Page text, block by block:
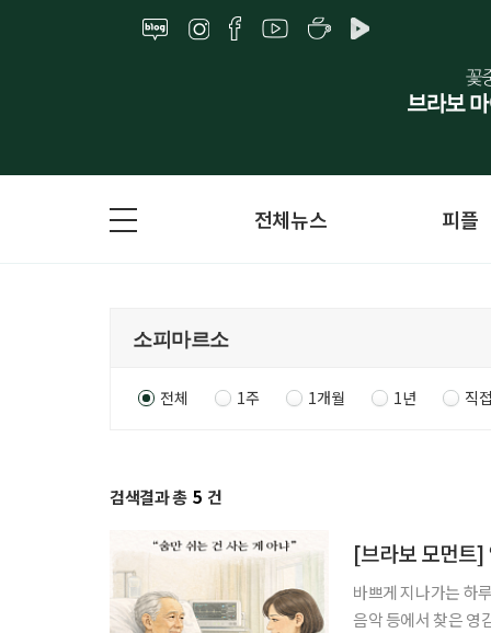
전체뉴스 피플
전체 1주 1개월 1년 직
검색결과 총 5 건
[브라보 모먼트]
바쁘게 지나가는 하
음악 등에서 찾은 영감의 한